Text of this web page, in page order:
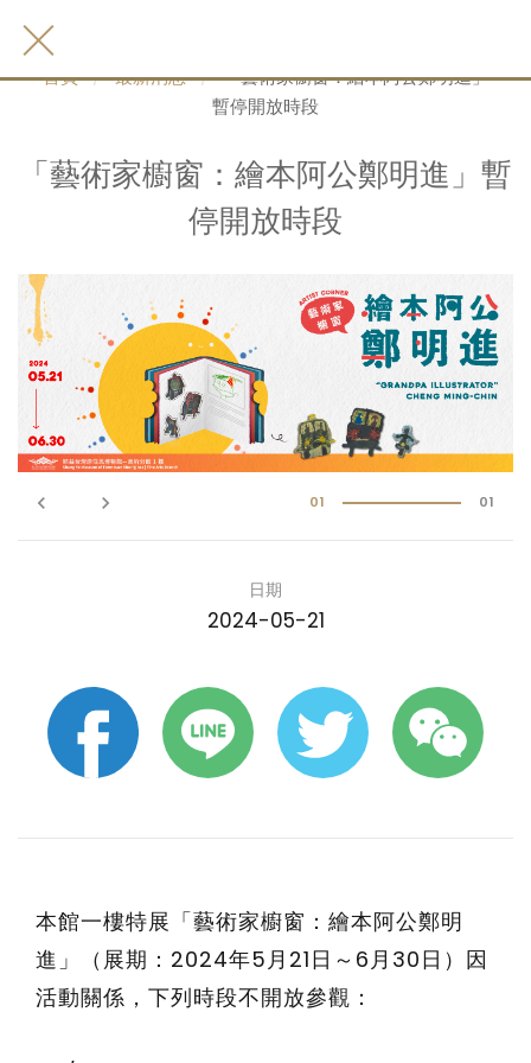
首頁 最新消息
「藝術家櫥窗：繪本阿公鄭明進」
暫停開放時段
「藝術家櫥窗：繪本阿公鄭明進」暫
停開放時段
keyboard_arrow_left keyboard_arrow_right 01 01
日期
2024-05-21
本館一樓特展「藝術家櫥窗：繪本阿公鄭明
進」（展期：2024年5月21日～6月30日）因
活動關係，下列時段不開放參觀：